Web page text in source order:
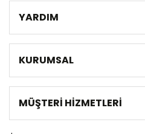
YARDIM
KURUMSAL
MÜŞTERİ HİZMETLERİ